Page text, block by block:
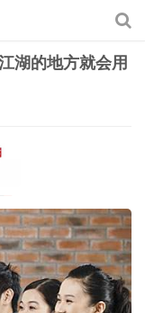
湖的地方就会用